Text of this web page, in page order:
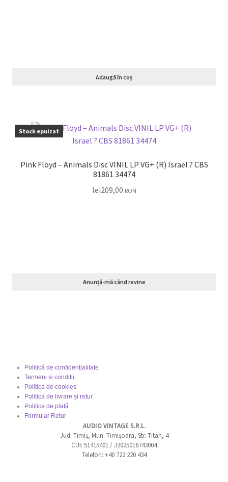
Adaugă în coș
Stock epuizat
Pink Floyd – Animals Disc VINIL LP VG+ (R) Israel ? CBS
81861 34474
lei209,00 RON
Anunță-mă când revine
Politică de confidențialitate
Termeni si conditii
Politica de cookies
Politica de livrare și retur
Politica de plată
Formular Retur
AUDIO VINTAGE S.R.L.
Jud. Timiș, Mun. Timișoara, Str. Titan, 4
CUI: 51415401 / J2025016743004
Telefon: +40 722 220 434